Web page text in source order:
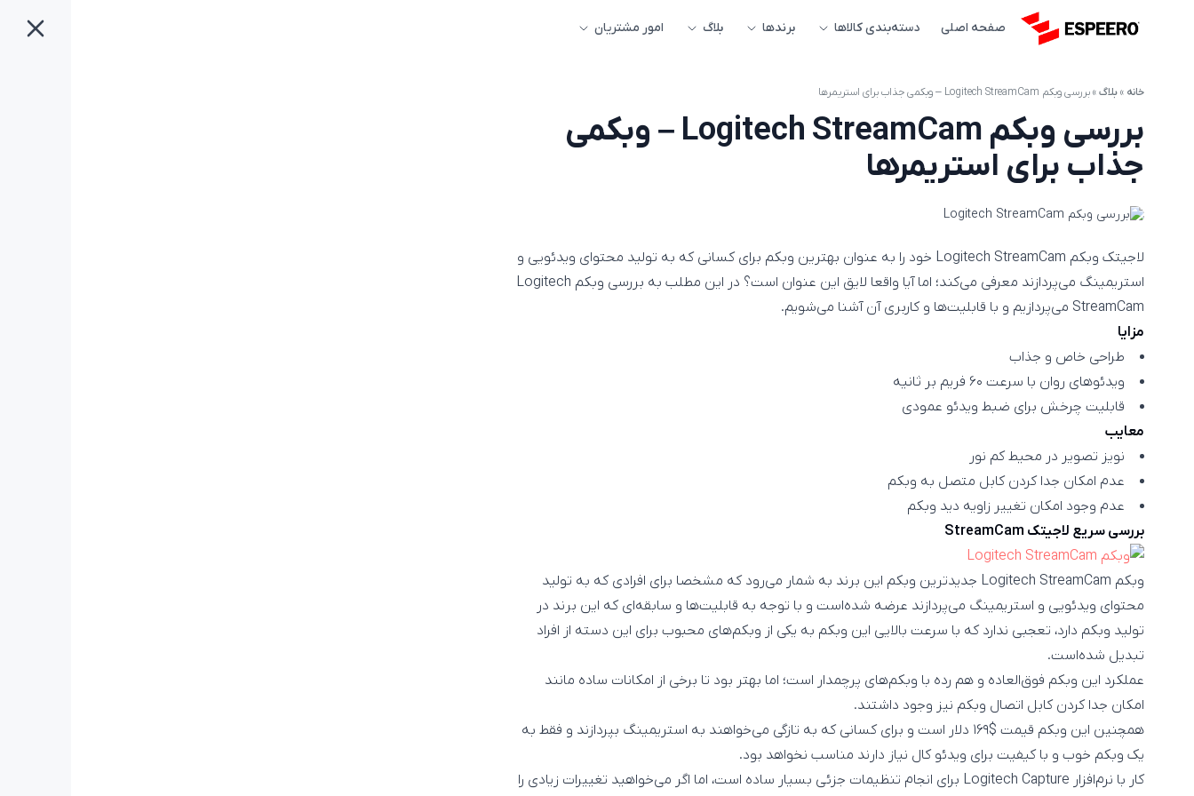
صفحه اصلی دسته‌بندی کالاها برندها بلاگ امور مشتریان
خانه »بلاگ»بررسی وبکم Logitech StreamCam – وبکمی جذاب برای استریمرها
بررسی وبکم Logitech StreamCam – وبکمی
جذاب برای استریمرها
لاجیتک وبکم Logitech StreamCam خود را به عنوان بهترین وبکم برای کسانی که به تولید محتوای ویدئویی و
استریمینگ می‌پردازند معرفی می‌کند؛ اما آیا واقعا لایق این عنوان است؟ در این مطلب به بررسی وبکم Logitech
StreamCam می‌پردازیم و با قابلیت‌ها و کاربری آن آشنا می‌شویم.
مزایا
طراحی خاص و جذاب
ویدئو‌های روان با سرعت ۶۰ فریم بر ثانیه
قابلیت چرخش برای ضبط ویدئو عمودی
معایب
نویز تصویر در محیط کم نور
عدم امکان جدا کردن کابل متصل به وبکم
عدم وجود امکان تغییر زاویه دید وبکم
بررسی سریع لاجیتک StreamCam
وبکم Logitech StreamCam جدیدترین وبکم این برند به شمار می‌رود که مشخصا برای افرادی که به تولید
محتوای ویدئویی و استریمینگ می‌پردازند عرضه شده‌است و با توجه به قابلیت‌ها و سابقه‌ای که این برند در
تولید وبکم دارد، تعجبی ندارد که با سرعت بالایی این وبکم به یکی از وبکم‌های محبوب برای این دسته از افراد
تبدیل شده‌است.
عملکرد این وبکم فوق‌العاده و هم رده با وبکم‌های پرچمدار است؛ اما بهتر بود تا برخی از امکانات ساده مانند
امکان جدا کردن کابل اتصال وبکم نیز وجود داشتند.
همچنین این وبکم قیمت $۱۶۹ دلار است و برای کسانی که به تازگی می‌خواهند به استریمینگ بپردازند و فقط به
یک وبکم خوب و با کیفیت برای ویدئو کال نیاز دارند مناسب نخواهد بود.
کار با نرم‌افزار Logitech Capture برای انجام تنظیمات جزئی بسیار ساده است، اما اگر می‌خواهید تغییرات زیادی را